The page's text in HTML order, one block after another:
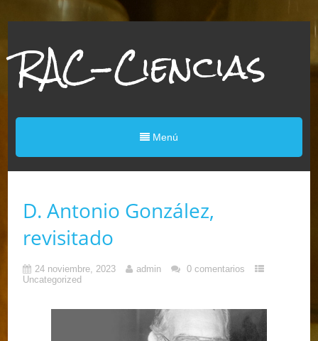
RAC-Ciencias
Menú
D. Antonio González,
revisitado
24 noviembre, 2023 admin
0 comentarios
Uncategorized